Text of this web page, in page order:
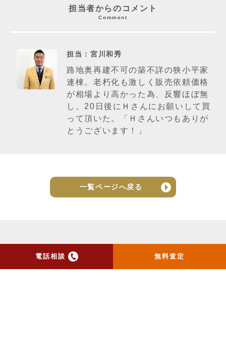
電話相談 無料査定
担当者からのコメント
Comment
担当：宮川和秀
路地奥再建不可の築不詳の狭小平家
連棟。老朽化も激しく販売依頼価格
が相場より高かった為、反響ほぼ無
し。20日後にＨさんにお願いして買
って頂いた。「Ｈさんいつもありが
とうございます！」
一覧ページへ戻る